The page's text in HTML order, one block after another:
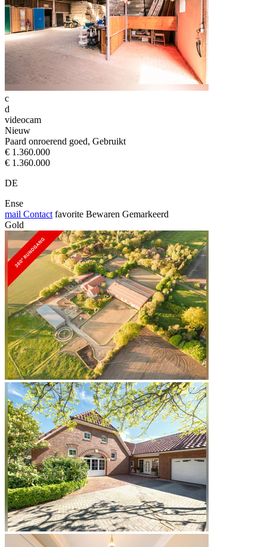
c
d
videocam
Nieuw
Paard onroerend goed, Gebruikt
€ 1.360.000
€ 1.360.000
DE
Ense
mail Contact favorite Bewaren Gemarkeerd
Gold